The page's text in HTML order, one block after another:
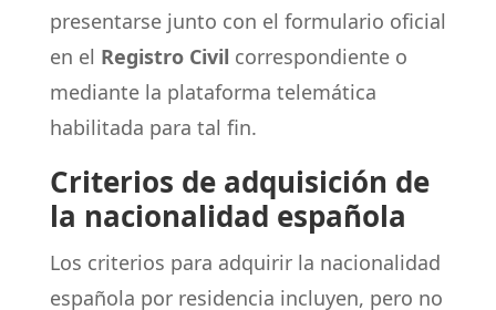
presentarse junto con el formulario oficial
en el Registro Civil correspondiente o
mediante la plataforma telemática
habilitada para tal fin.
Criterios de adquisición de
la nacionalidad española
Los criterios para adquirir la nacionalidad
española por residencia incluyen, pero no